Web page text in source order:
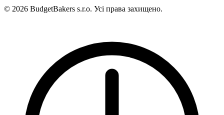
© 2026 BudgetBakers s.r.o. Усі права захищено.